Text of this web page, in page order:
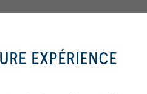
à vous offrir une
de navigation et
qualité sur notre site
cookies comprennent
EXPÉRIENCE